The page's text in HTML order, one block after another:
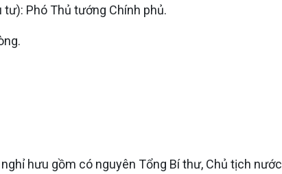
Phó Thủ tướng Chính phủ.
hưu gồm có nguyên Tổng Bí thư, Chủ tịch